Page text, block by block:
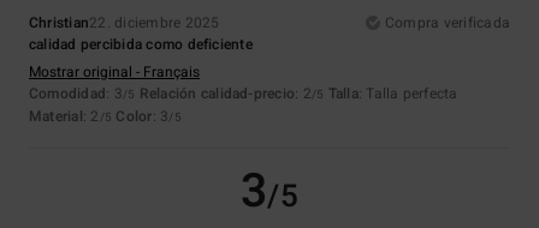
Christian22. diciembre 2025
Compra verificada
calidad percibida como deficiente
Mostrar original - Français
Comodidad: 3/5 Relación calidad-precio: 2/5 Talla: Talla perfecta
Material: 2 /5 Color: 3/5
3/5